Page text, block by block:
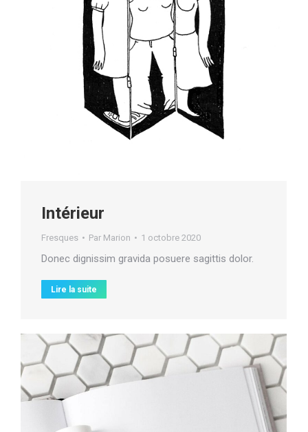
Intérieur
Fresques Par Marion 1 octobre 2020
Donec dignissim gravida posuere sagittis dolor.
Lire la suite